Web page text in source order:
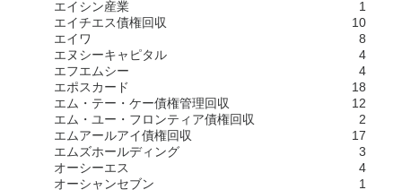
エイシン産業
1
エイチエス債権回収
10
エイワ
8
エヌシーキャピタル
4
エフエムシー
4
エポスカード
18
エム・テー・ケー債権管理回収
12
エム・ユー・フロンティア債権回収
2
エムアールアイ債権回収
17
エムズホールディング
3
オーシーエス
4
オーシャンセブン
1